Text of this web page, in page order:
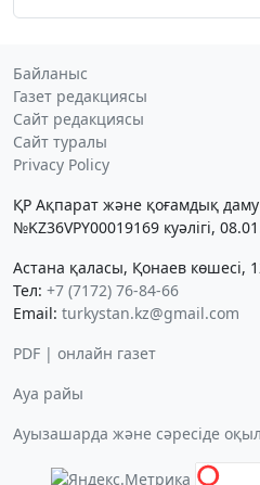
Байланыс
Газет редакциясы
Сайт редакциясы
Сайт туралы
Privacy Policy
ҚР Ақпарат және қоғамдық даму
№KZ36VPY00019169 куәлігі,
Астана қаласы, Қонаев көшесі,
Тел: +7 (7172) 76-84-66
Email: turkystan.kz@gmail.com
PDF | онлайн газет
Ауа райы
Ауызашарда және сәресіде